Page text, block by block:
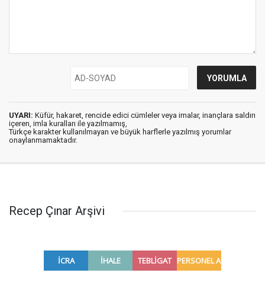
UYARI: Küfür, hakaret, rencide edici cümleler veya imalar, inançlara saldırı
içeren, imla kuralları ile yazılmamış,
Türkçe karakter kullanılmayan ve büyük harflerle yazılmış yorumlar
onaylanmamaktadır.
Recep Çınar Arşivi